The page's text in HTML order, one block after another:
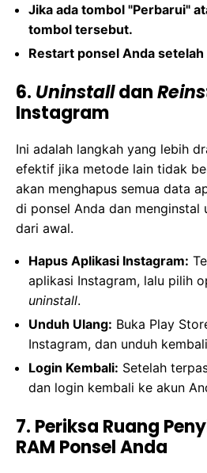
Jika ada tombol "Perbarui"
tombol tersebut.
Restart ponsel Anda
6. Uninstalldan
Instagram
Ini adalah langkah yang lebih
efektif jika metode lain tidak
akan menghapus semua data
di ponsel Anda dan menginstal
dari awal.
Hapus Aplikasi Instagram:
aplikasi Instagram, lalu pilih
uninstall.
Unduh Ulang: Buka Play
Instagram, dan unduh
Login Kembali: Setelah
dan login kembali ke akun
7. Periksa Ruang
RAM Ponsel Anda